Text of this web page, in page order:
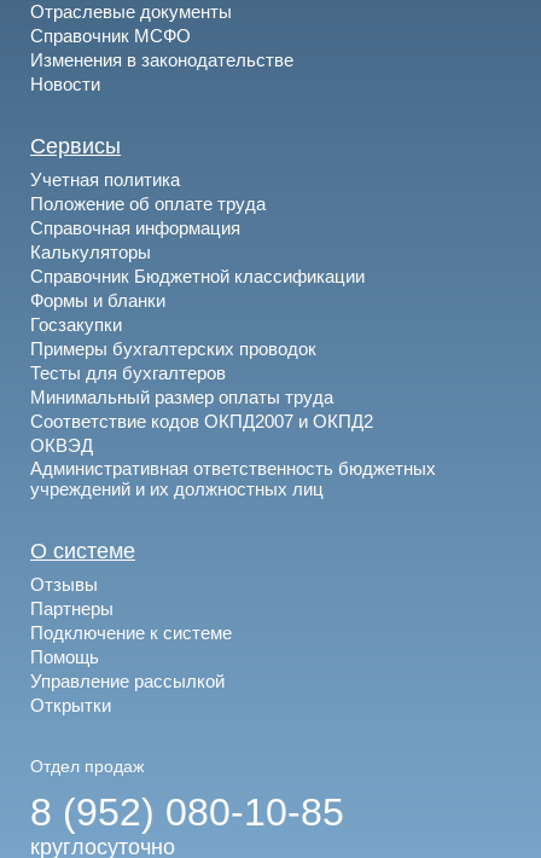
Отраслевые документы
Справочник МСФО
Изменения в законодательстве
Новости
Сервисы
Учетная политика
Положение об оплате труда
Справочная информация
Калькуляторы
Справочник Бюджетной классификации
Формы и бланки
Госзакупки
Примеры бухгалтерских проводок
Тесты для бухгалтеров
Минимальный размер оплаты труда
Соответствие кодов ОКПД2007 и ОКПД2
ОКВЭД
Административная ответственность бюджетных
учреждений и их должностных лиц
О системе
Отзывы
Партнеры
Подключение к системе
Помощь
Управление рассылкой
Открытки
Отдел продаж
8 (952) 080-10-85
круглосуточно